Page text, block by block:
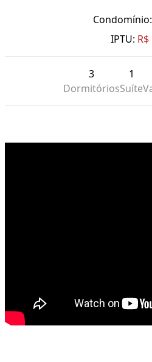
Condomínio:
IPTU: R$
3
Dormitórios
1
Suíte